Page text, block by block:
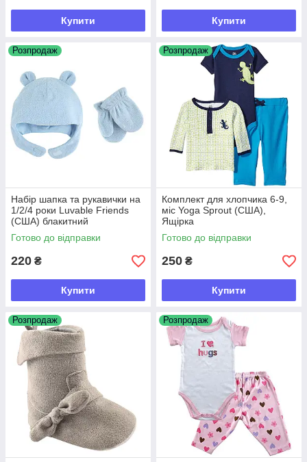
Купити Купити
Розпродаж
Набір шапка та рукавички на
1/2/4 роки Luvable Friends
(США) блакитний
Готово до відправки
220 ₴
Купити
Розпродаж
Комплект для хлопчика 6-9,
міс Yoga Sprout (США),
Ящірка
Готово до відправки
250 ₴
Купити
Розпродаж Розпродаж